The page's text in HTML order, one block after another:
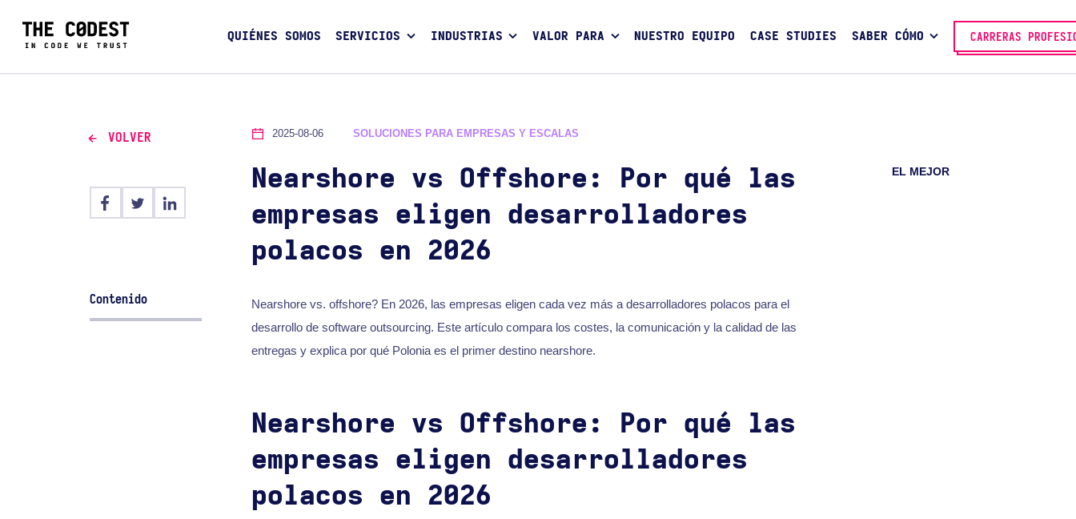
QUIÉNES SOMOS SERVICIOS INDUSTRIAS VALOR PARA NUESTRO EQUIPO CASE STUDIES SABER CÓMO CARRERAS
VOLVER
Contenido
2025-08-06 SOLUCIONES PARA EMPRESAS Y ESCALAS
Nearshore vs Offshore: Por qué las
empresas eligen desarrolladores
polacos en 2026
EL MEJOR
Nearshore vs. offshore? En 2026, las empresas eligen cada vez más a desarrolladores polacos para el
desarrollo de software outsourcing. Este artículo compara los costes, la comunicación y la calidad de las
entregas y explica por qué Polonia es el primer destino nearshore.
Nearshore vs Offshore: Por qué las
empresas eligen desarrolladores
polacos en 2026